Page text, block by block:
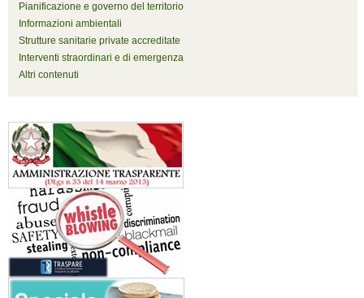
Pianificazione e governo del territorio
Informazioni ambientali
Strutture sanitarie private accreditate
Interventi straordinari e di emergenza
Altri contenuti